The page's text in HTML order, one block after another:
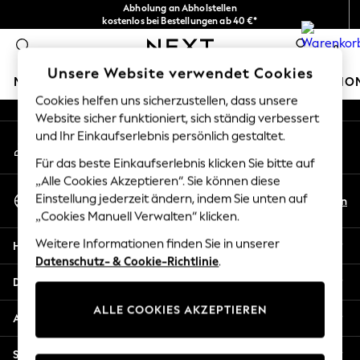
Abholung an Abholstellen
kostenlos bei Bestellungen ab 40 €*
Problemlose Rückgaben*
0
MÄDCHEN JUNGEN BABY DAMEN HERREN
HOLIDAY SHOP
Women's Holiday Shop
All Swimwear
All Beachwear
Bags & Accessories
Beach Dresses & Kaftans
Dresses
Flip Flops
Linen Collection
Sandals
Shorts
An error occurred on client
Unsere sozialen Netzwerke
Mein Konto
Melden Sie sich bei Ihrem Konto an
Sprache Auswählen
Deutsch
En
Hilfe
Datenschutz und Rechtliches
Abteilungen
Sonstige Dienstleistungen
Unsere Website verwendet Cookies
Cookies helfen uns sicherzustellen, dass unsere
Website sicher funktioniert, sich ständig verbessert
und Ihr Einkaufserlebnis persönlich gestaltet.
Für das beste Einkaufserlebnis klicken Sie bitte auf
„Alle Cookies Akzeptieren“. Sie können diese
Einstellung jederzeit ändern, indem Sie unten auf
„Cookies Manuell Verwalten“ klicken.
Weitere Informationen finden Sie in unserer
Datenschutz- & Cookie-Richtlinie.
ALLE COOKIES AKZEPTIEREN